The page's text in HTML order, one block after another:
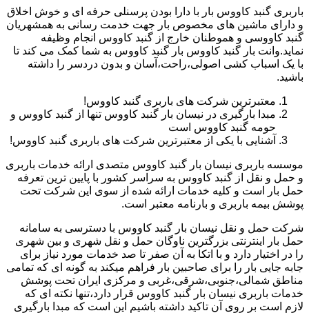
باربری گنبد کاووس بار با دارا بودن پرسنلی حرفه ای و خوش اخلاق
و دارای ماشین های مخصوص بار جهت خدمت رسانی به همشهریان
گنبد کاووسی و هموطنان خارج از گنبد کاووس انجام وظیفه
نماید.وانت بار گنبد کاووس بار گنبد کاووس به شما کمک می کند تا
با یک اسباب کشی اصولی،راحت،آسان و بدون دردسر را داشته
باشید.
معتبرترین شرکت های باربری گنبد کاووس!
مبدا بارگیری در نیسان بار گنبد کاووس تنها از گنبد کاووس و
حومه گنبد کاووس است
آشنایی با یکی از معتبرترین شرکت های باربری گنبد کاووس!
موسسه باربری نیسان بار گنبد کاووس متصدی ارائه خدمات باربری
و حمل و نقل از گنبد کاووس به سراسر کشور با پایین ترین تعرفه
حمل بار است و کلیه خدمات ارائه شده از سوی این شرکت تحت
پوشش بیمه باربری و بارنامه معتبر است.
شرکت حمل و نقل نیسان بار گنبد کاووس با دسترسی به سامانه
حمل بار اینترنتی بزرگترین ناوگان حمل و نقل شهری و بین شهری
را در اختیار دارد و با اتکا به آن صفر تا صد خدمات مورد نیاز برای
جابه جایی بار را برای صاحبین بار فراهم میکند به گونه ای که تمامی
مناطق شمالی،جنوبی،شرقی،غربی و مرکزی ایران تحت پوشش
خدمات باربری نیسان بار گنبد کاووس قرار دارد،تنها نکته ای که
لازم است بر روی آن تاکید داشته باشیم این است که مبدا بارگیری